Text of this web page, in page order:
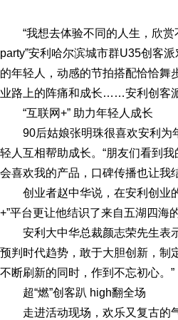
“我想去体验不同的人生，欣
party”安利哈尔滨城市群U35创客
的年轻人，动感的节拍搭配恰恰舞
业路上的阵痛和成长……安利创客
“互联网+” 助力年轻人成长
90后姑娘张明珠很喜欢安利为
轻人互相帮助成长。“朋友们看到
会喜欢我的产品，口碑传播也让我
创业者赵中华说，在安利创业
+”平台更让他结识了来自五湖四海
安利大中华总裁颜志荣先生表
预判时代趋势，敢于大胆创新，制
不断刷新的同时，作到不忘初心。”
超“燃”创客趴 high翻全场
走进活动现场，欢乐又复古的